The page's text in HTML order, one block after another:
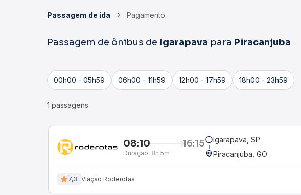
Passagem de ida Pagamento
Passagem de ônibus de Igarapava para Piracanjuba
00h00 - 05h59 06h00 - 11h59 12h00 - 17h59 18h00 - 23h59
1 passagens
08:10 16:15
Duração: 8h 5m
Igarapava, SP
Piracanjuba, GO
7,3 Viação Roderotas